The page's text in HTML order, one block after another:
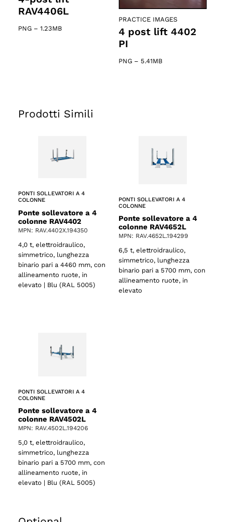
RAV4406L
PNG – 1.23MB
PRACTICE IMAGES
4 post lift 4402
PI
PNG – 5.41MB
Prodotti Simili
PONTI SOLLEVATORI A 4
COLONNE
Ponte sollevatore a 4
colonne RAV4402
MPN: RAV.4402X.194350
4,0 t, elettroidraulico,
simmetrico, lunghezza
binario pari a 4460 mm, con
allineamento ruote, in
elevato | Blu (RAL 5005)
PONTI SOLLEVATORI A 4
COLONNE
Ponte sollevatore a 4
colonne RAV4652L
MPN: RAV.4652L.194299
6,5 t, elettroidraulico,
simmetrico, lunghezza
binario pari a 5700 mm, con
allineamento ruote, in
elevato
PONTI SOLLEVATORI A 4
COLONNE
Ponte sollevatore a 4
colonne RAV4502L
MPN: RAV.4502L.194206
5,0 t, elettroidraulico,
simmetrico, lunghezza
binario pari a 5700 mm, con
allineamento ruote, in
elevato | Blu (RAL 5005)